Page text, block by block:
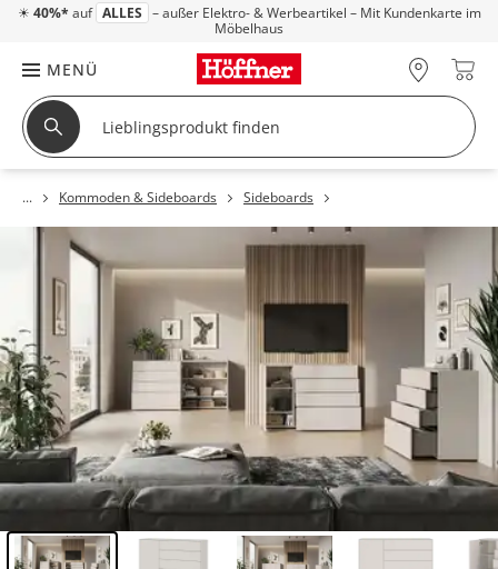
☀ 40%* auf ALLES – außer Elektro- & Werbeartikel – Mit Kundenkarte im
Möbelhaus
MENÜ
Kommoden & Sideboards Sideboards